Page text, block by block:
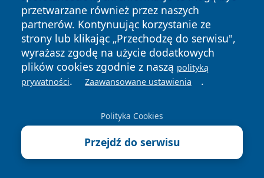
przypadku niekorzystnych warunków pogodowych.
Niska temperatura indukuje stan lekkiej dormancji.
Hamuje to wydłużanie się pędów (etiolację) przy braku
światła.
Jak często podlewać rośliny w doniczkach w czekaniu
na posadzenie?
podlewać umiarkowanie i stosownie do wymagań
rośliny, tak aby gleba zbytnio nie przesychała, ale nie
była zalana (gleba powinna być umiarkowanie
przetwarzane również przez naszych
partnerów. Kontynuując korzystanie ze
strony lub klikając „Przechodzę do serwisu",
wyrażasz zgodę na użycie dodatkowych
plików cookies zgodnie z naszą polityką
prywatności. Zaawansowane ustawienia .
Polityka Cookies
Przejdź do serwisu